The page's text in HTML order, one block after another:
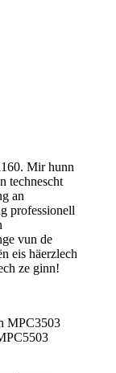
Mir hunn
technescht
an
professionell
vun de
eis häerzlech
ze ginn!